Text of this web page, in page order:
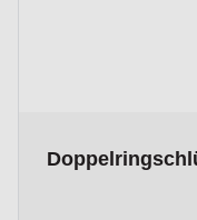
The price depends